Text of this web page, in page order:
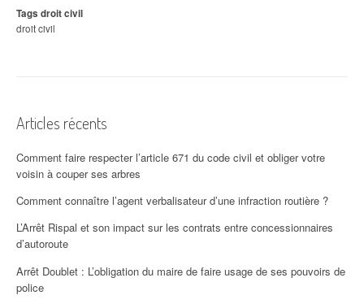
Tags droit civil
droit civil
Articles récents
Comment faire respecter l’article 671 du code civil et obliger votre
voisin à couper ses arbres
Comment connaître l’agent verbalisateur d’une infraction routière ?
L’Arrêt Rispal et son impact sur les contrats entre concessionnaires
d’autoroute
Arrêt Doublet : L’obligation du maire de faire usage de ses pouvoirs de
police